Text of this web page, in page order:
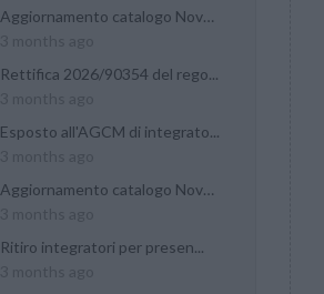
Aggiornamento catalogo Novel...
Rettifica 2026/90354 del rego...
Esposto all'AGCM di integrato...
Aggiornamento catalogo Novel...
Ritiro integratori per presen...